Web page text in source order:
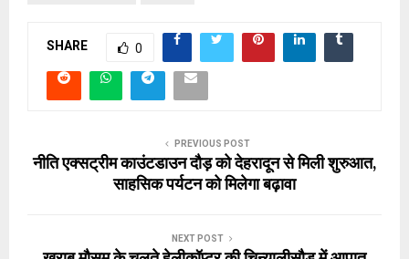
SHARE 0
PREVIOUS POST
नीति एक्सट्रीम काउंटडाउन दौड़ को देहरादून से मिली शुरुआत,
साहसिक पर्यटन को मिलेगा बढ़ावा
NEXT POST